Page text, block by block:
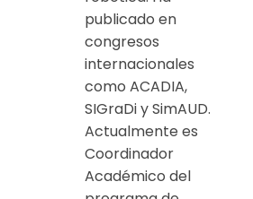
publicado en
congresos
internacionales
como ACADIA,
SIGraDi y SimAUD.
Actualmente es
Coordinador
Académico del